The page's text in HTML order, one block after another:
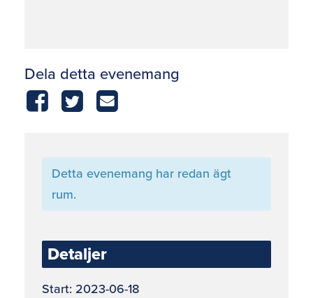
Dela detta evenemang
Detta evenemang har redan ägt
rum.
Detaljer
Start: 2023-06-18